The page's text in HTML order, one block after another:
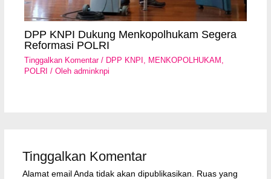
DPP KNPI Dukung Menkopolhukam Segera
Reformasi POLRI
Tinggalkan Komentar / DPP KNPI MENKOPOLHUKAM
POLRI / Olehadminknpi
Tinggalkan Komentar
Alamat email Anda tidak akan dipublikasikan.
Ruas yang